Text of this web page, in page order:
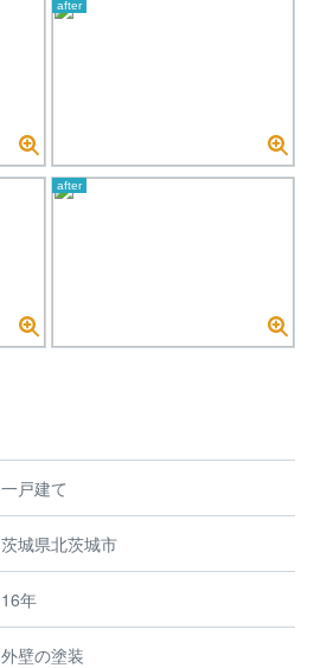
after
after
一戸建て
茨城県北茨城市
16年
外壁の塗装